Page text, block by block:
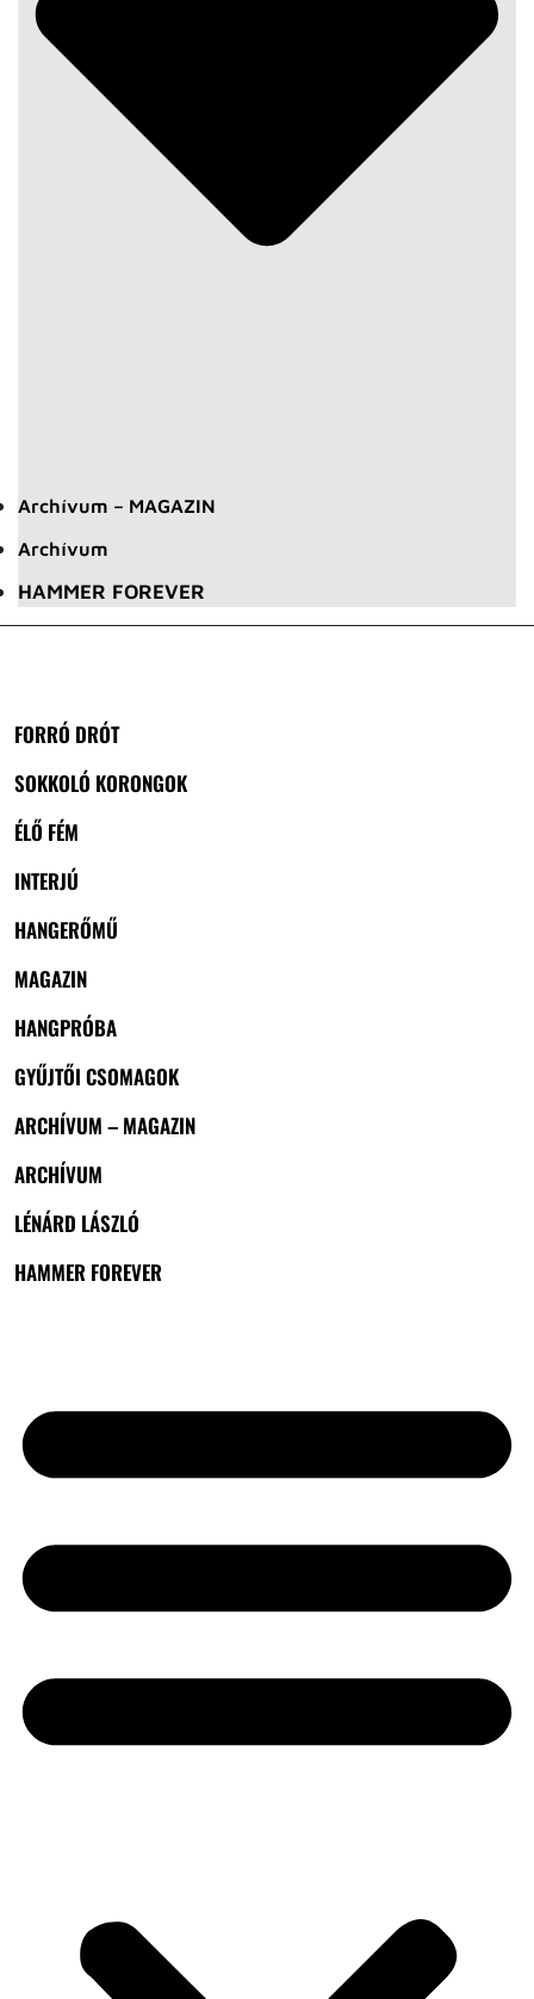
Archívum – MAGAZIN
Archívum
HAMMER FOREVER
FORRÓ DRÓT
SOKKOLÓ KORONGOK
ÉLŐ FÉM
INTERJÚ
HANGERŐMŰ
MAGAZIN
HANGPRÓBA
GYŰJTŐI CSOMAGOK
ARCHÍVUM – MAGAZIN
ARCHÍVUM
LÉNÁRD LÁSZLÓ
HAMMER FOREVER